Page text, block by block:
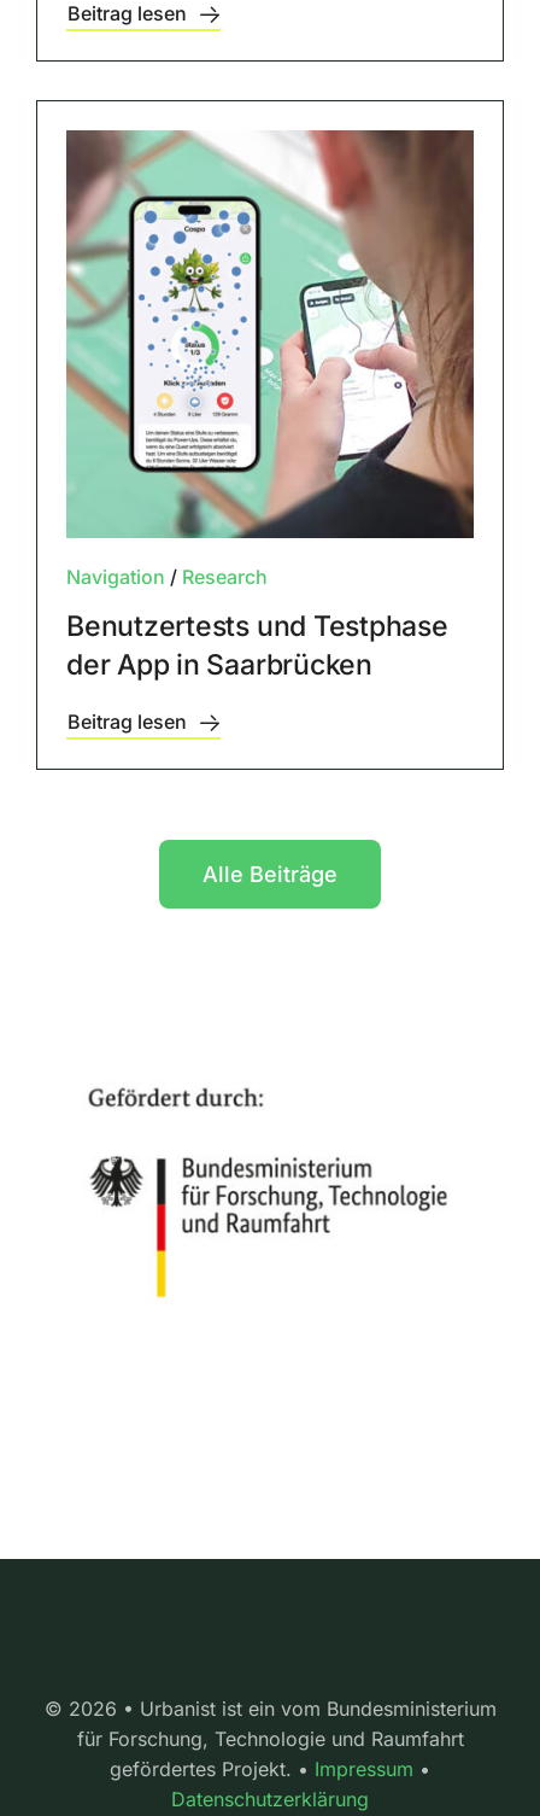
Beitrag lesen
Navigation / Research
Benutzertests und Testphase
der App in Saarbrücken
Beitrag lesen
Alle Beiträge
© 2026 • Urbanist ist ein vom Bundesministerium
für Forschung, Technologie und Raumfahrt
gefördertes Projekt. • Impressum •
Datenschutzerklärung